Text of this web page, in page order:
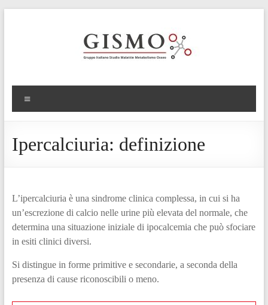
Ipercalciuria: definizione
L’ipercalciuria è una sindrome clinica complessa, in cui si ha
un’escrezione di calcio nelle urine più elevata del normale, che
determina una situazione iniziale di ipocalcemia che può sfociare
in esiti clinici diversi.
Si distingue in forme primitive e secondarie, a seconda della
presenza di cause riconoscibili o meno.